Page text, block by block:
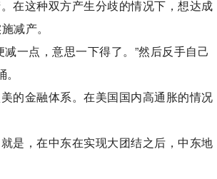
在这种双方产生分歧的情况下，想达成
减产。
一点，意思一下得了。”然后反手自己
的金融体系。在美国国内高通胀的情况
是，在中东在实现大团结之后，中东地